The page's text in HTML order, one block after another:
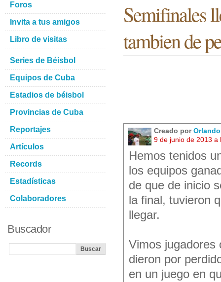
Semifinales
tambien de
Creado por
9 de junio de 2013 a
Hemos tenidos
los equipos
de que de inicio
la final, tuvieron
llegar.
Vimos jugadores
dieron por
en un juego en
Foros
Invita a tus amigos
Libro de visitas
Series de Béisbol
Equipos de Cuba
Estadios de béisbol
Provincias de Cuba
Reportajes
Artículos
Records
Estadísticas
Colaboradores
Buscador